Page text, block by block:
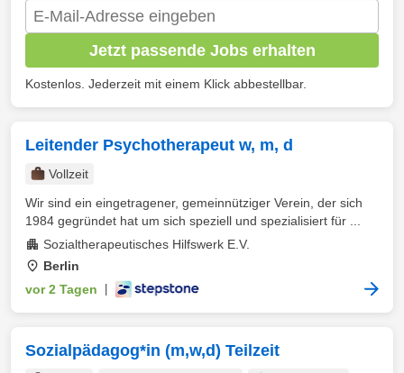
Jetzt passende Jobs erhalten
Kostenlos. Jederzeit mit einem Klick abbestellbar.
Leitender Psychotherapeut w, m, d
Vollzeit
Wir sind ein eingetragener, gemeinnütziger Verein, der sich
1984 gegründet hat um sich speziell und spezialisiert für ...
Sozialtherapeutisches Hilfswerk E.V.
Berlin
vor 2 Tagen
Sozialpädagog*in (m,w,d) Teilzeit